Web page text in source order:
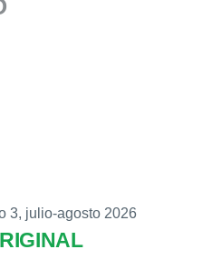
3, julio-agosto 2026